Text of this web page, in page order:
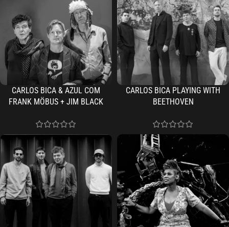
CARLOS BICA & AZUL COM
FRANK MÖBUS + JIM BLACK
CARLOS BICA PLAYING WITH
BEETHOVEN